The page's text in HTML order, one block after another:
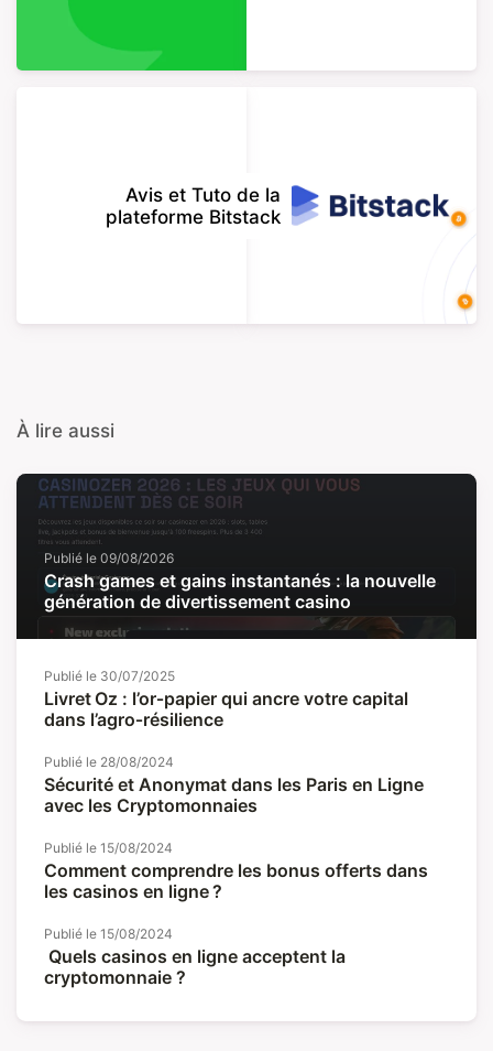
Avis et Tuto de la
plateforme Bitstack
À lire aussi
Publié le 09/08/2026
Crash games et gains instantanés : la nouvelle
génération de divertissement casino
Publié le 30/07/2025
Livret Oz : l’or‑papier qui ancre votre capital
dans l’agro‑résilience
Publié le 28/08/2024
Sécurité et Anonymat dans les Paris en Ligne
avec les Cryptomonnaies
Publié le 15/08/2024
Comment comprendre les bonus offerts dans
les casinos en ligne ?
Publié le 15/08/2024
Quels casinos en ligne acceptent la
cryptomonnaie ?